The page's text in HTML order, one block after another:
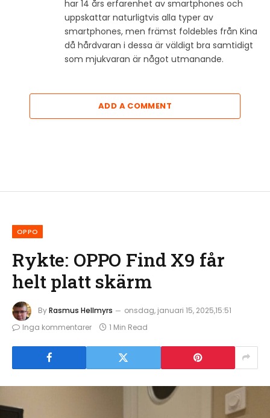
har 14 års erfarenhet av smartphones och
uppskattar naturligtvis alla typer av
smartphones, men främst foldebles från Kina
då hårdvaran i dessa är väldigt bra samtidigt
som mjukvaran är något utmanande.
ADD A COMMENT
OPPO
Rykte: OPPO Find X9 får
helt platt skärm
ByRasmus Hellmyrs
onsdag, januari 15, 2025,15:51
Inga kommentarer
1 Min Read